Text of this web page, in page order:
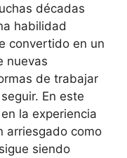
décadas
habilidad
convertido en un
nuevas
de trabajar
En este
la experiencia
arriesgado como
siendo